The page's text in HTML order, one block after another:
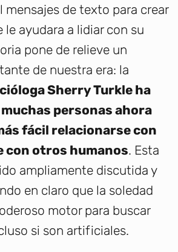
mensajes de texto para crear
ayudara a lidiar con su
pone de relieve un
de nuestra era: la
Sherry Turkle ha
personas ahora
fácil relacionarse con
con otros humanos. Esta
ampliamente discutida y
en claro que la soledad
motor para buscar
si son artificiales.